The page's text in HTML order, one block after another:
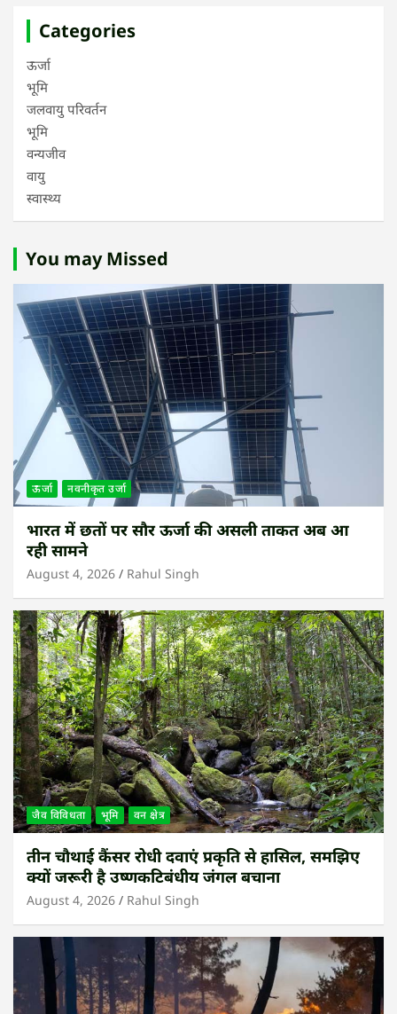
Categories
ऊर्जा
भूमि
जलवायु परिवर्तन
भूमि
वन्यजीव
वायु
स्वास्थ्य
You may Missed
ऊर्जा नवनीकृत उर्जा
भारत में छतों पर सौर ऊर्जा की असली ताकत अब आ
रही सामने
August 4, 2026 Rahul Singh
जैव विविधता भूमि वन क्षेत्र
तीन चौथाई कैंसर रोधी दवाएं प्रकृति से हासिल, समझिए
क्यों जरूरी है उष्णकटिबंधीय जंगल बचाना
August 4, 2026 Rahul Singh